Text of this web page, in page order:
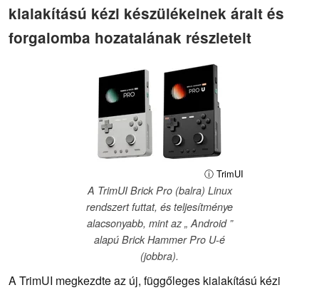
kialakítású kézi készülékeinek árait és
forgalomba hozatalának részleteit
ⓘ TrimUI
A TrimUI Brick Pro (balra) Linux
rendszert futtat, és teljesítménye
alacsonyabb, mint az „ Android ”
alapú Brick Hammer Pro U-é
(jobbra).
A TrimUI megkezdte az új, függőleges kialakítású kézi